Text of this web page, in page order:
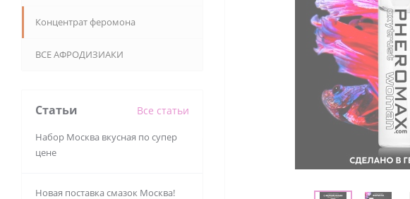
Концентрат феромона
ВСЕ АФРОДИЗИАКИ
Статьи Все статьи
Набор Москва вкусная по супер
цене
Новая поставка смазок Москва!